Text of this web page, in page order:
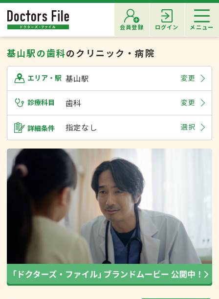
会員登録 ログイン メニュー
基山駅の歯科のクリニック・病院
エリア・駅 基山駅 変更
診療科目 歯科 変更
詳細条件 指定なし 選択